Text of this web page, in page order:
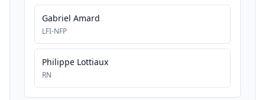
Gabriel Amard
LFI-NFP
Philippe Lottiaux
RN